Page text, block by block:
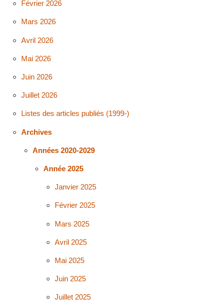
Février 2026
Mars 2026
Avril 2026
Mai 2026
Juin 2026
Juillet 2026
Listes des articles publiés (1999-)
Archives
Années 2020-2029
Année 2025
Janvier 2025
Février 2025
Mars 2025
Avril 2025
Mai 2025
Juin 2025
Juillet 2025